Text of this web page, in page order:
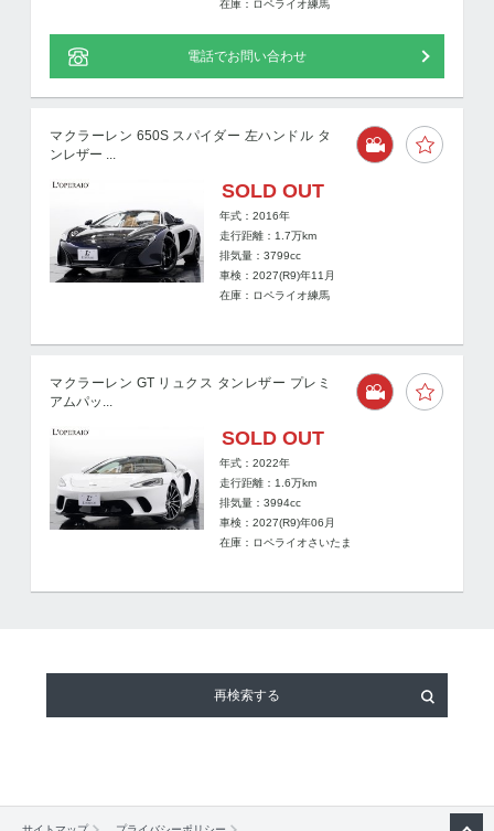
在庫：ロペライオ練馬
電話でお問い合わせ
マクラーレン 650S スパイダー 左ハンドル タ
ンレザー ...
SOLD OUT
年式：2016年
走行距離： 1.7万km
排気量：3799cc
車検：2027(R9)年11月
在庫：ロペライオ練馬
マクラーレン GT リュクス タンレザー プレミ
アムパッ...
SOLD OUT
年式：2022年
走行距離： 1.6万km
排気量：3994cc
車検：2027(R9)年06月
在庫：ロペライオさいたま
再検索する